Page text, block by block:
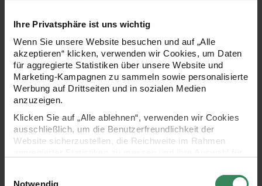
Ihre Privatsphäre ist uns wichtig
Wenn Sie unsere Website besuchen und auf „Alle
akzeptieren“ klicken, verwenden wir Cookies, um Daten
für aggregierte Statistiken über unsere Website und
Marketing-Kampagnen zu sammeln sowie personalisierte
Werbung auf Drittseiten und in sozialen Medien
anzuzeigen.
Klicken Sie auf „Alle ablehnen“, verwenden wir Cookies
ausschließlich, um die Benutzerfreundlichkeit der
Website sicherzustellen, die Reichweite im Rahmen
Ihre Einwilligung ist freiwillig und kann jederzeit über den
Notwendig
Schliff. Künstliche Blumen sind wunderschön und
beständig und das das ganze Jahr über! So lässt sich mit
weiteren Papierblumen ein individueller Blumenstrauß
zusammenstellen. Sie eignen sich perfekt zum Dekorieren,
Basteln oder Verschenken und sorgen für dauerhafte
Freude.